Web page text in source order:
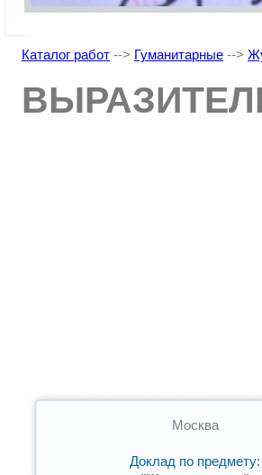
Каталог работ --> Гуманитарные -->
Москва
Доклад по предмету: